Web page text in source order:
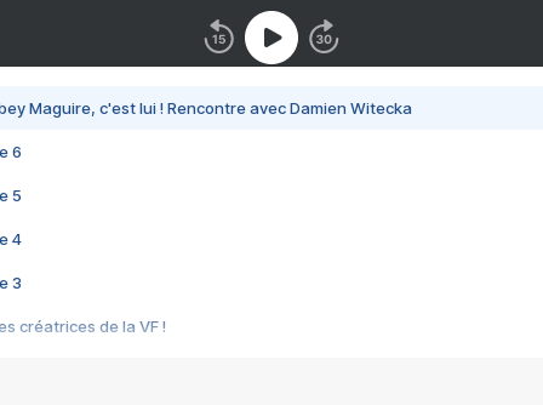
Maguire, c'est lui ! Rencontre avec Damien Witecka
6
5
4
3
créatrices de la VF !